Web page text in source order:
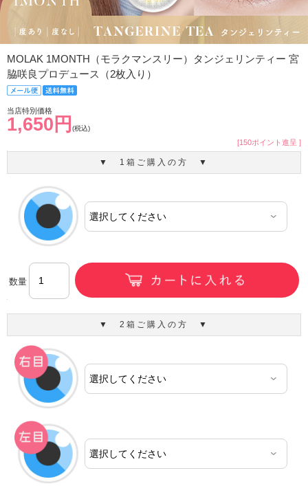
MOLAK 1MONTH（モラクマンスリー）タンジェリンティー 宮
脇咲良プロデュース（2枚入り）
当店特別価格
1,650円 (税込)
[150ポイント進呈 ]
▼ 1箱ご購入の方 ▼
数量
▼ 2箱ご購入の方 ▼